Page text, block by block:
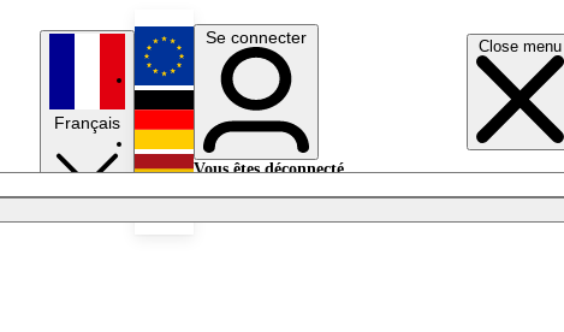
Close menu
Français
English
Deutsch
Se connecter
Vous êtes déconnecté.